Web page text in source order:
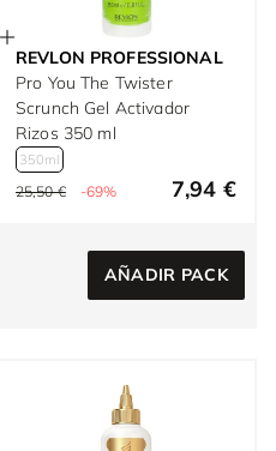
REVLON PROFESSIONAL
Pro You The Twister
Scrunch Gel Activador
Rizos 350 ml
350ml
25,50 € -69% 7,94 €
AÑADIR PACK